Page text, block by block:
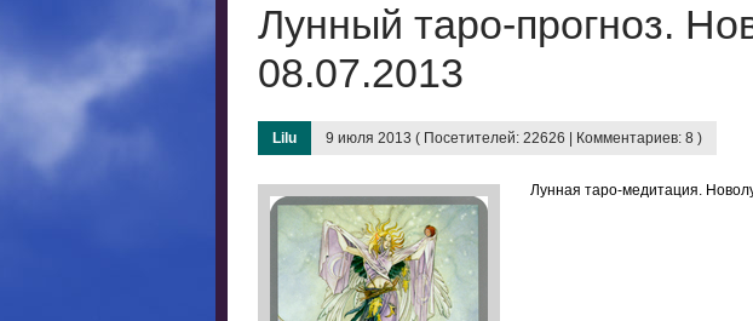
Лунный таро-прогноз.
08.07.2013
Lilu 9 июля 2013 ( Посетителей: 22626 | Комментариев: 8 )
Лунная таро-медитация.